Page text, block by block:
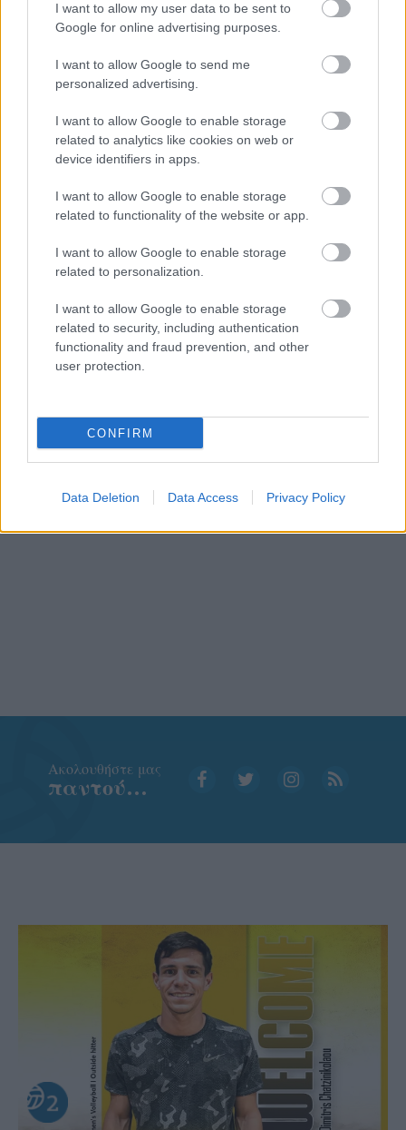
I want to allow my user data to be sent to
Google for online advertising purposes.
I want to allow Google to send me
personalized advertising.
I want to allow Google to enable storage
related to analytics like cookies on web or
device identifiers in apps.
I want to allow Google to enable storage
related to functionality of the website or app.
I want to allow Google to enable storage
related to personalization.
I want to allow Google to enable storage
related to security, including authentication
functionality and fraud prevention, and other
user protection.
CONFIRM
Data Deletion Data Access Privacy Policy
οι σημαντικότερες νίκες του
Α.Ο. Θήρας
Aκολουθήστε μας
παντού…